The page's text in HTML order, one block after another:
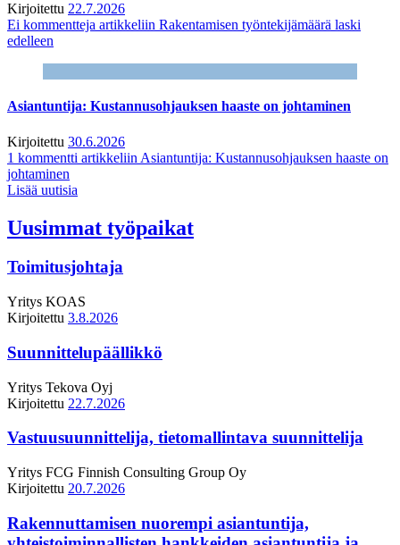
Kirjoitettu 22.7.2026
Ei kommentteja artikkeliin Rakentamisen työntekijämäärä laski
edelleen
Asiantuntija: Kustannusohjauksen haaste on johtaminen
Kirjoitettu 30.6.2026
1 kommentti artikkeliin Asiantuntija: Kustannusohjauksen haaste on
johtaminen
Lisää uutisia
Uusimmat työpaikat
Toimitusjohtaja
Yritys KOAS
Kirjoitettu 3.8.2026
Suunnittelupäällikkö
Yritys Tekova Oyj
Kirjoitettu 22.7.2026
Vastuusuunnittelija, tietomallintava suunnittelija
Yritys FCG Finnish Consulting Group Oy
Kirjoitettu 20.7.2026
Rakennuttamisen nuorempi asiantuntija,